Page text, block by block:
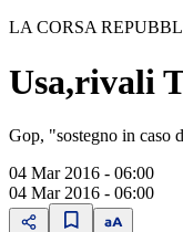
LA CORSA
Usa,rivali
Gop, "sostegno in caso
04 Mar 2016 - 06:00
04 Mar 2016 - 06:00